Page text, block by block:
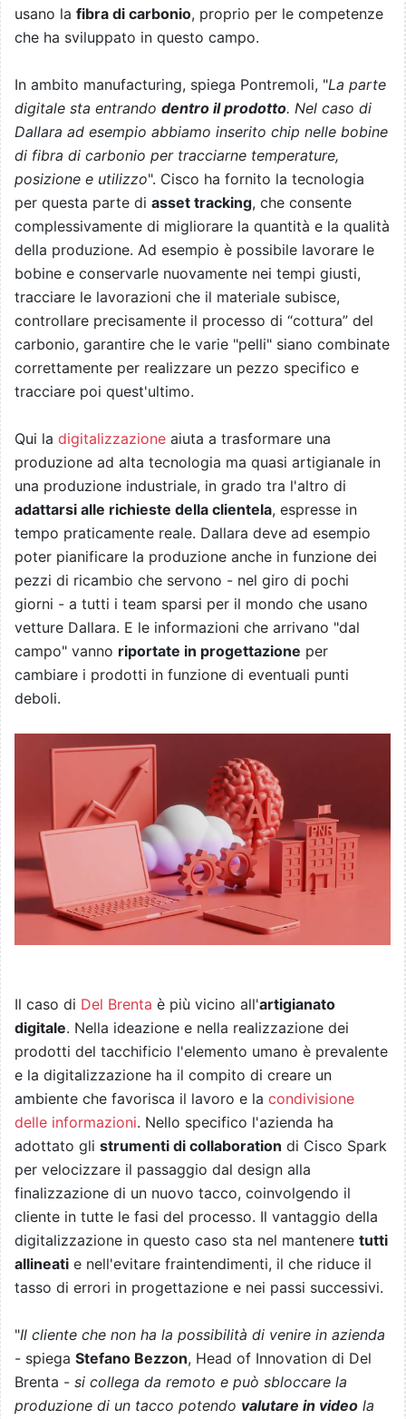
usano la fibra di carbonio, proprio per le competenze
che ha sviluppato in questo campo.
In ambito manufacturing, spiega Pontremoli, "La parte
digitale sta entrando dentro il prodotto. Nel caso di
Dallara ad esempio abbiamo inserito chip nelle bobine
di fibra di carbonio per tracciarne temperature,
posizione e utilizzo". Cisco ha fornito la tecnologia
per questa parte di asset tracking, che consente
complessivamente di migliorare la quantità e la qualità
della produzione. Ad esempio è possibile lavorare le
bobine e conservarle nuovamente nei tempi giusti,
tracciare le lavorazioni che il materiale subisce,
controllare precisamente il processo di “cottura” del
carbonio, garantire che le varie "pelli" siano combinate
correttamente per realizzare un pezzo specifico e
tracciare poi quest'ultimo.
Qui la digitalizzazione aiuta a trasformare una
produzione ad alta tecnologia ma quasi artigianale in
una produzione industriale, in grado tra l'altro di
adattarsi alle richieste della clientela, espresse in
tempo praticamente reale. Dallara deve ad esempio
poter pianificare la produzione anche in funzione dei
pezzi di ricambio che servono - nel giro di pochi
giorni - a tutti i team sparsi per il mondo che usano
vetture Dallara. E le informazioni che arrivano "dal
campo" vanno riportate in progettazione per
cambiare i prodotti in funzione di eventuali punti
deboli.
Il caso di Del Brenta è più vicino all'artigianato
digitale. Nella ideazione e nella realizzazione dei
prodotti del tacchificio l'elemento umano è prevalente
e la digitalizzazione ha il compito di creare un
ambiente che favorisca il lavoro e la condivisione
delle informazioni. Nello specifico l'azienda ha
adottato gli strumenti di collaboration di Cisco Spark
per velocizzare il passaggio dal design alla
finalizzazione di un nuovo tacco, coinvolgendo il
cliente in tutte le fasi del processo. Il vantaggio della
digitalizzazione in questo caso sta nel mantenere tutti
allineati e nell'evitare fraintendimenti, il che riduce il
tasso di errori in progettazione e nei passi successivi.
"Il cliente che non ha la possibilità di venire in azienda
- spiega Stefano Bezzon, Head of Innovation di Del
Brenta - si collega da remoto e può sbloccare la
produzione di un tacco potendo valutare in video la